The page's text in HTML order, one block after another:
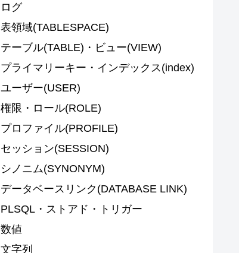
ログ
表領域(TABLESPACE)
テーブル(TABLE)・ビュー(VIEW)
プライマリーキー・インデックス(index)
ユーザー(USER)
権限・ロール(ROLE)
プロファイル(PROFILE)
セッション(SESSION)
シノニム(SYNONYM)
データベースリンク(DATABASE LINK)
PLSQL・ストアド・トリガー
数値
文字列